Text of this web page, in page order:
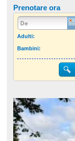
Offerta last
Altro paese
Prenotare ora
Adulti:
Bambini: